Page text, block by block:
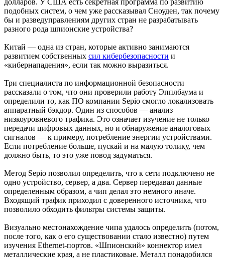
долларов. У США есть секретная программа по развитию
подобных систем, о чем уже рассказывал Сноуден, так почему
бы и разведуправлениям других стран не разрабатывать
разного рода шпионские устройства?
Китай — одна из стран, которые активно занимаются
развитием собственных сил кибербезопасности и
«кибернападения», если так можно выразиться.
Три специалиста по информационной безопасности
рассказали о том, что они проверили работу Эпплбаума и
определили то, как ПО компании Sepio смогло локализовать
аппаратный бэкдор. Один из способов — анализ
низкоуровневого трафика. Это означает изучение не только
передачи цифровых данных, но и обнаружение аналоговых
сигналов — к примеру, потребление энергии устройствами.
Если потребление больше, пускай и на малую толику, чем
должно быть, то это уже повод задуматься.
Метод Sepio позволил определить, что к сети подключено не
одно устройство, сервер, а два. Сервер передавал данные
определенным образом, а чип делал это немного иначе.
Входящий трафик приходил с доверенного источника, что
позволило обходить фильтры системы защиты.
Визуально местонахождение чипа удалось определить (потом,
после того, как о его существовании стало известно) путем
изучения Ethernet-портов. «Шпионский» коннектор имел
металлические края, а не пластиковые. Металл понадобился